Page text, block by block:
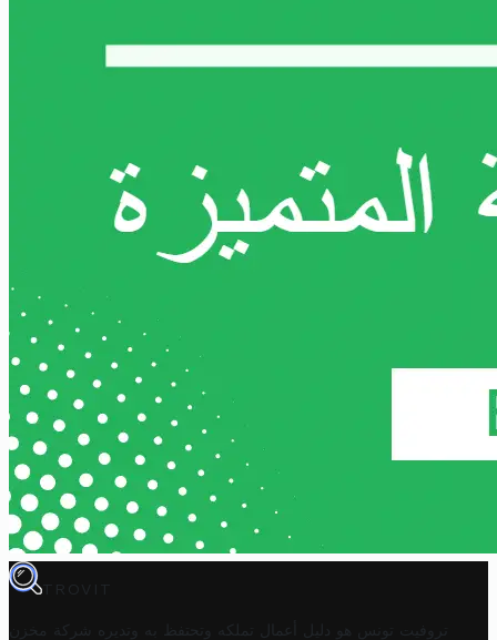
TROVIT
تروفيت تونس هو دليل أعمال تملكه وتحتفظ به وتديره
شركة مخزن